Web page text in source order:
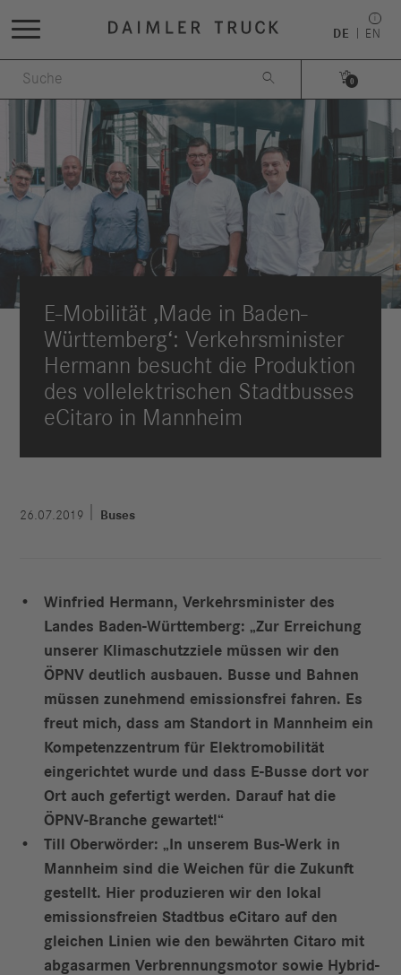
DE EN
 
0
E-Mobilität ‚Made in Baden-
Württemberg‘: Verkehrsminister
Hermann besucht die Produktion
des vollelektrischen Stadtbusses
eCitaro in Mannheim
26.07.2019 Buses
Winfried Hermann, Verkehrsminister des
Landes Baden-Württemberg: „Zur Erreichung
unserer Klimaschutzziele müssen wir den
ÖPNV deutlich ausbauen. Busse und Bahnen
müssen zunehmend emissionsfrei fahren. Es
freut mich, dass am Standort in Mannheim ein
Kompetenzzentrum für Elektromobilität
eingerichtet wurde und dass E-Busse dort vor
Ort auch gefertigt werden. Darauf hat die
ÖPNV-Branche gewartet!“
Till Oberwörder: „In unserem Bus-Werk in
Mannheim sind die Weichen für die Zukunft
gestellt. Hier produzieren wir den lokal
emissionsfreien Stadtbus eCitaro auf den
gleichen Linien wie den bewährten Citaro mit
abgasarmen Verbrennungsmotor sowie Hybrid-